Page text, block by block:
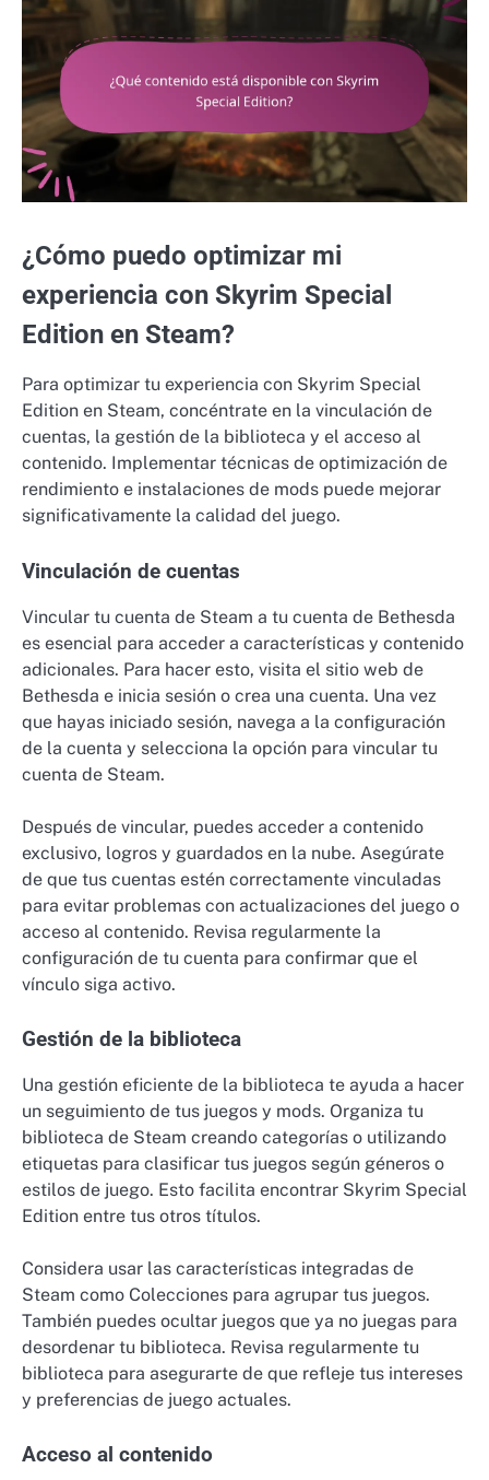
¿Cómo puedo optimizar mi
experiencia con Skyrim Special
Edition en Steam?
Para optimizar tu experiencia con Skyrim Special
Edition en Steam, concéntrate en la vinculación de
cuentas, la gestión de la biblioteca y el acceso al
contenido. Implementar técnicas de optimización de
rendimiento e instalaciones de mods puede mejorar
significativamente la calidad del juego.
Vinculación de cuentas
Vincular tu cuenta de Steam a tu cuenta de Bethesda
es esencial para acceder a características y contenido
adicionales. Para hacer esto, visita el sitio web de
Bethesda e inicia sesión o crea una cuenta. Una vez
que hayas iniciado sesión, navega a la configuración
de la cuenta y selecciona la opción para vincular tu
cuenta de Steam.
Después de vincular, puedes acceder a contenido
exclusivo, logros y guardados en la nube. Asegúrate
de que tus cuentas estén correctamente vinculadas
para evitar problemas con actualizaciones del juego o
acceso al contenido. Revisa regularmente la
configuración de tu cuenta para confirmar que el
vínculo siga activo.
Gestión de la biblioteca
Una gestión eficiente de la biblioteca te ayuda a hacer
un seguimiento de tus juegos y mods. Organiza tu
biblioteca de Steam creando categorías o utilizando
etiquetas para clasificar tus juegos según géneros o
estilos de juego. Esto facilita encontrar Skyrim Special
Edition entre tus otros títulos.
Considera usar las características integradas de
Steam como Colecciones para agrupar tus juegos.
También puedes ocultar juegos que ya no juegas para
desordenar tu biblioteca. Revisa regularmente tu
biblioteca para asegurarte de que refleje tus intereses
y preferencias de juego actuales.
Acceso al contenido